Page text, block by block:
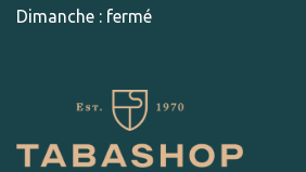
Dimanche : fermé